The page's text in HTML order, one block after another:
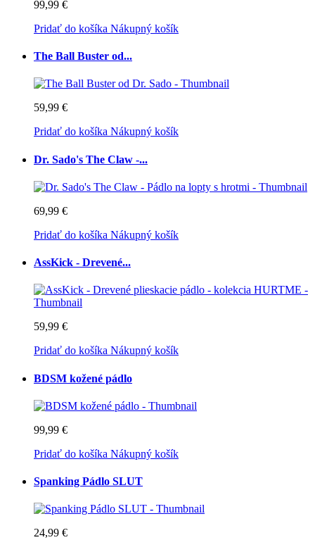
99,99 €
Pridať do košíka Nákupný košík
The Ball Buster od...
59,99 €
Pridať do košíka Nákupný košík
Dr. Sado's The Claw -...
69,99 €
Pridať do košíka Nákupný košík
AssKick - Drevené...
59,99 €
Pridať do košíka Nákupný košík
BDSM kožené pádlo
99,99 €
Pridať do košíka Nákupný košík
Spanking Pádlo SLUT
24,99 €